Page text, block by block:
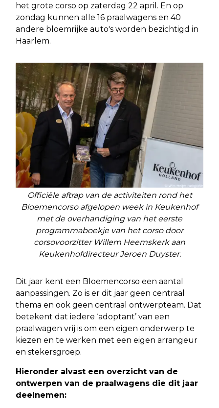
het grote corso op zaterdag 22 april. En op
zondag kunnen alle 16 praalwagens en 40
andere bloemrijke auto's worden bezichtigd in
Haarlem.
Officiële aftrap van de activiteiten rond het
Bloemencorso afgelopen week in Keukenhof
met de overhandiging van het eerste
programmaboekje van het corso door
corsovoorzitter Willem Heemskerk aan
Keukenhofdirecteur Jeroen Duyster.
Dit jaar kent een Bloemencorso een aantal
aanpassingen. Zo is er dit jaar geen centraal
thema en ook geen centraal ontwerpteam. Dat
betekent dat iedere ‘adoptant’ van een
praalwagen vrij is om een eigen onderwerp te
kiezen en te werken met een eigen arrangeur
en stekersgroep.
Hieronder alvast een overzicht van de
ontwerpen van de praalwagens die dit jaar
deelnemen: